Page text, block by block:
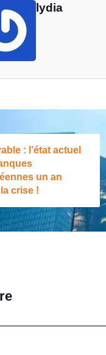
lydia
: l’état actuel
un an
crise !